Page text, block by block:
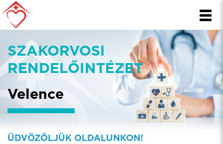
SZAKORVOSI
RENDELŐINTÉZET
Velence
ÜDVÖZÖLJÜK OLDALUNKON!